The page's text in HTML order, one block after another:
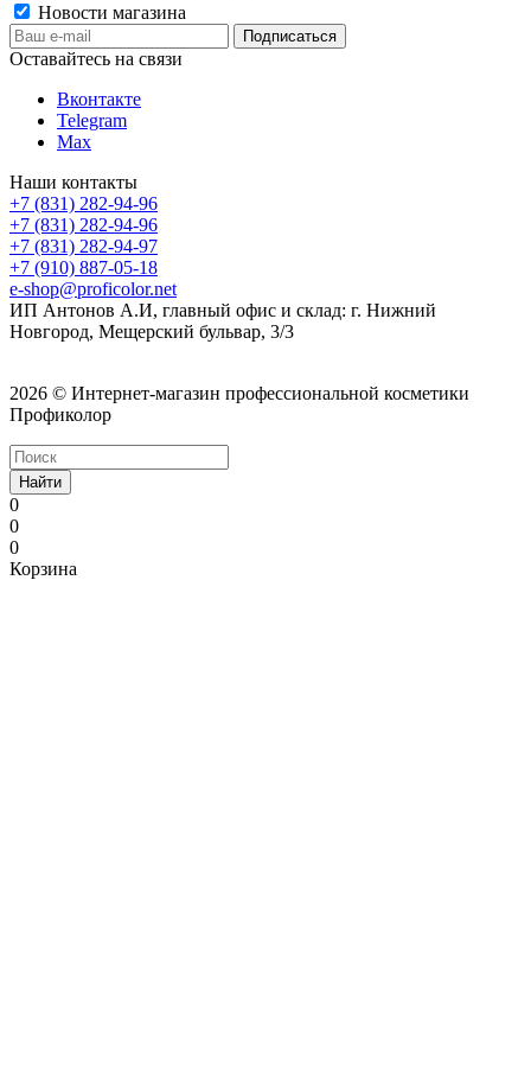
Новости магазина
Оставайтесь на связи
Вконтакте
Telegram
Max
Наши контакты
+7 (831) 282-94-96
+7 (831) 282-94-96
+7 (831) 282-94-97
+7 (910) 887-05-18
e-shop@proficolor.net
ИП Антонов А.И, главный офис и склад: г. Нижний
Новгород, Мещерский бульвар, 3/3
2026 © Интернет-магазин профессиональной косметики
Профиколор
Найти
0
0
0
Корзина